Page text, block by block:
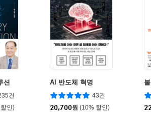
션
건
인)
AI 반도체 혁명
43건
20,700원 (10% 할인)